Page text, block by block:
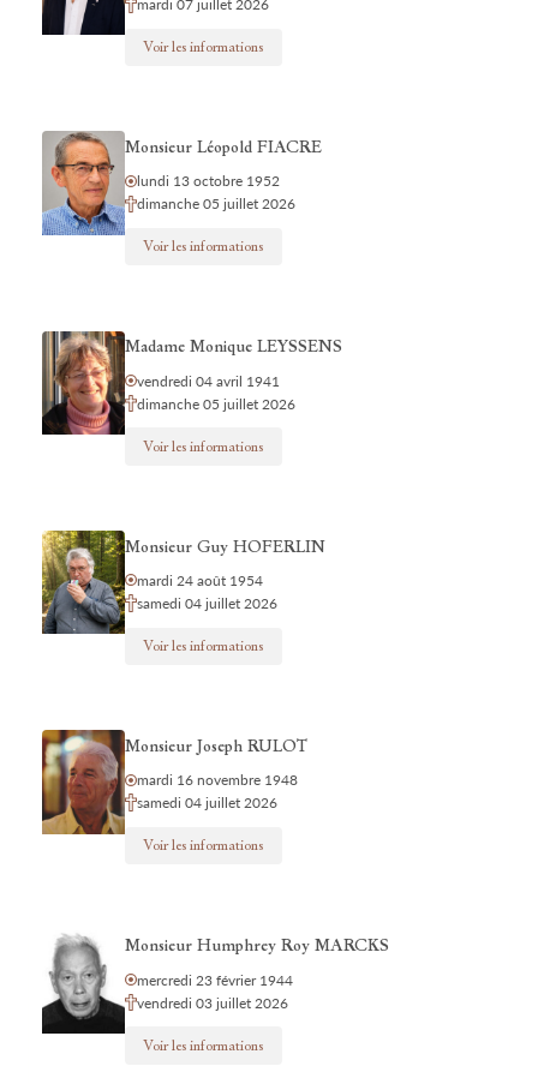
mardi 07 juillet 2026
Voir les informations
Monsieur Léopold FIACRE
lundi 13 octobre 1952
dimanche 05 juillet 2026
Voir les informations
Madame Monique LEYSSENS
vendredi 04 avril 1941
dimanche 05 juillet 2026
Voir les informations
Monsieur Guy HOFERLIN
mardi 24 août 1954
samedi 04 juillet 2026
Voir les informations
Monsieur Joseph RULOT
mardi 16 novembre 1948
samedi 04 juillet 2026
Voir les informations
Monsieur Humphrey Roy MARCKS
mercredi 23 février 1944
vendredi 03 juillet 2026
Voir les informations